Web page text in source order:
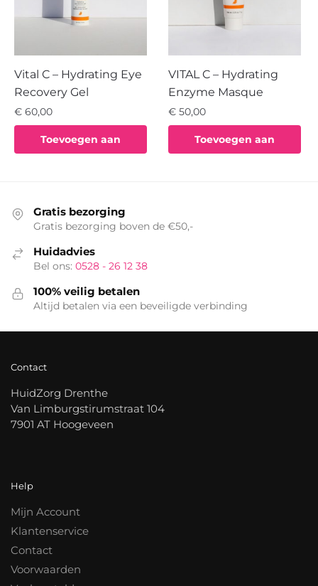
Vital C – Hydrating Eye
Recovery Gel
€ 60,00
Toevoegen aan
VITAL C – Hydrating
Enzyme Masque
€ 50,00
Toevoegen aan
Gratis bezorging
Gratis bezorging boven de €50,-
Huidadvies
Bel ons: 0528 - 26 12 38
100% veilig betalen
Altijd betalen via een beveiligde verbinding
Contact
HuidZorg Drenthe
Van Limburgstirumstraat 104
7901 AT Hoogeveen
Help
Mijn Account
Klantenservice
Contact
Voorwaarden